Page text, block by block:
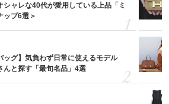
シャレな40代が愛用している上品「ミ
ップ6選＞
ッグ】気負わず日常に使えるモデル
んと探す「最旬名品」4選